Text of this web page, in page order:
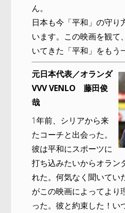
ん。
日本も今「平和」の守り
います。この映画を観て
いてきた「平和」をもう
元日本代表／オランダ
VVV VENLO 藤田俊
哉
1年前、シリアから来
たコーチと出会った。
彼は平和にスポーツに
打ち込みたいからオラン
れた。何気なく聞いてい
がこの映画によってより
った。彼と約束した！い